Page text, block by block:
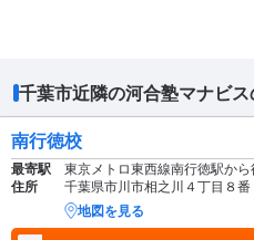
千葉市近隣の河合塾マナビ
南行徳校
最寄駅 東京メトロ東西線南行徳駅か
住所 千葉県市川市相之川４丁目８
地図を見る